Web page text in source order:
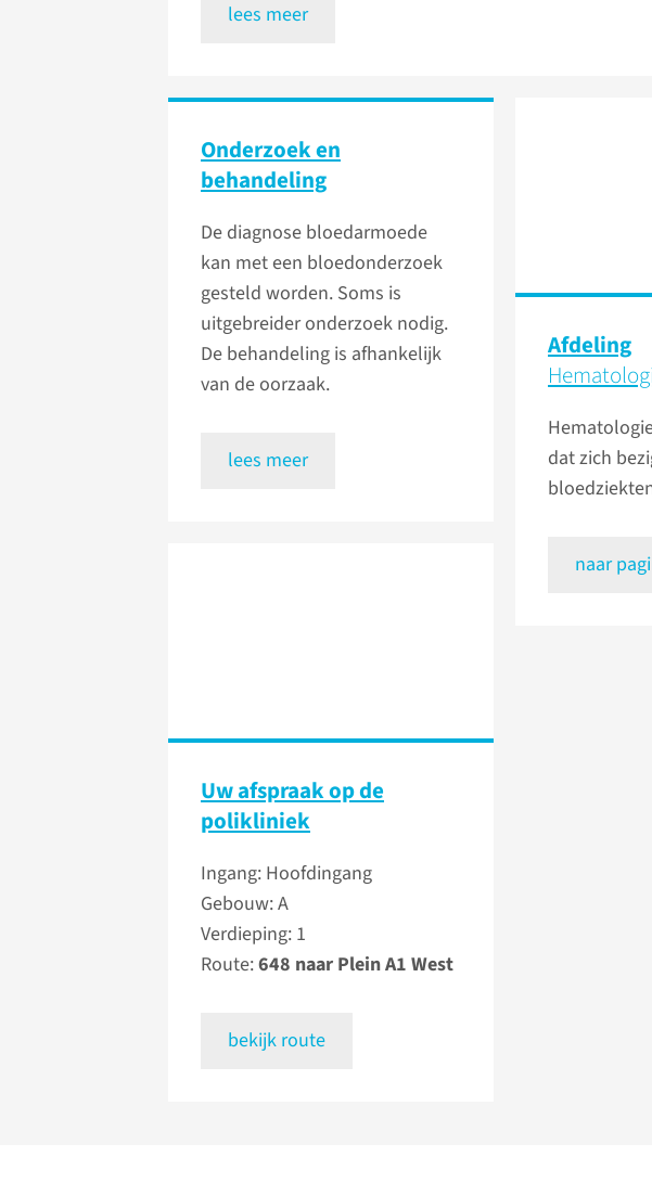
lees meer
Onderzoek en
behandeling
De diagnose bloedarmoede
kan met een bloedonderzoek
gesteld worden. Soms is
uitgebreider onderzoek nodig.
De behandeling is afhankelijk
van de oorzaak.
lees meer
Afdeling
dat zich
naar
Uw afspraak op de
polikliniek
Ingang: Hoofdingang
Gebouw: A
Verdieping: 1
Route:648 naar Plein A1 West
bekijk route